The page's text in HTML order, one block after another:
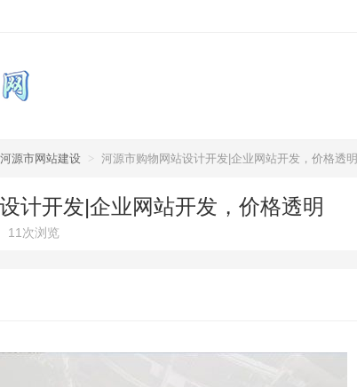
河源市网站建设 > 河源市购物网站设计开发|企业网站开发，价格透明
计开发|企业网站开发，价格透明
11次浏览